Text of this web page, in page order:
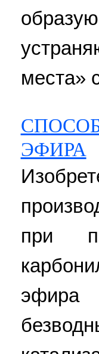
места»
ЭФИРА
при
эфира